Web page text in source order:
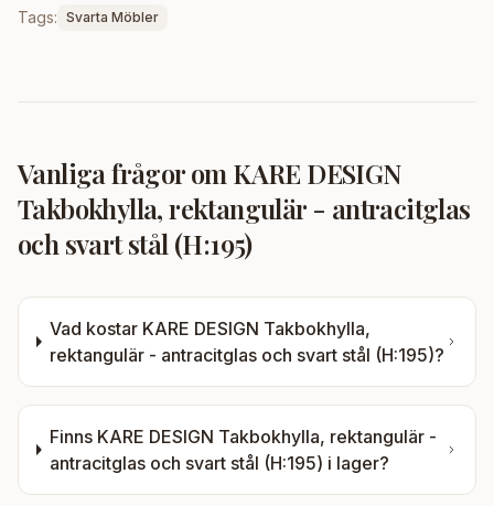
Tags: Svarta Möbler
Vanliga frågor om KARE DESIGN
Takbokhylla, rektangulär - antracitglas
och svart stål (H:195)
Vad kostar KARE DESIGN Takbokhylla,
rektangulär - antracitglas och svart stål (H:195)?
Finns KARE DESIGN Takbokhylla, rektangulär -
antracitglas och svart stål (H:195) i lager?